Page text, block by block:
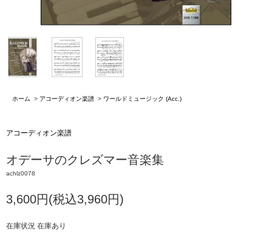
ホーム > アコーディオン楽譜 > ワールドミュージック (Acc.)
アコーディオン楽譜
オデーサのクレズマー音楽集
achlz0078
3,600円(税込3,960円)
在庫状況 在庫あり